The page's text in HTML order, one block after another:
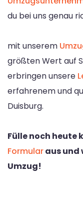
du bei uns genau
mit unserem
größten Wert auf
erbringen unsere
erfahrenem und
Duisburg.
Fülle noch heute
Formularaus und
Umzug!